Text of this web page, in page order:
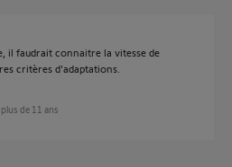
il faudrait connaitre la vitesse de
critères d'adaptations.
plus de 11 ans